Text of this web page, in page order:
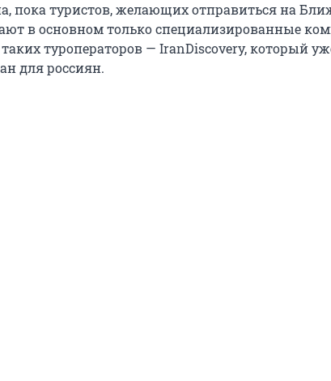
пока туристов, желающих отправиться на
в основном только специализированные
туроператоров — IranDiscovery, который
для россиян.